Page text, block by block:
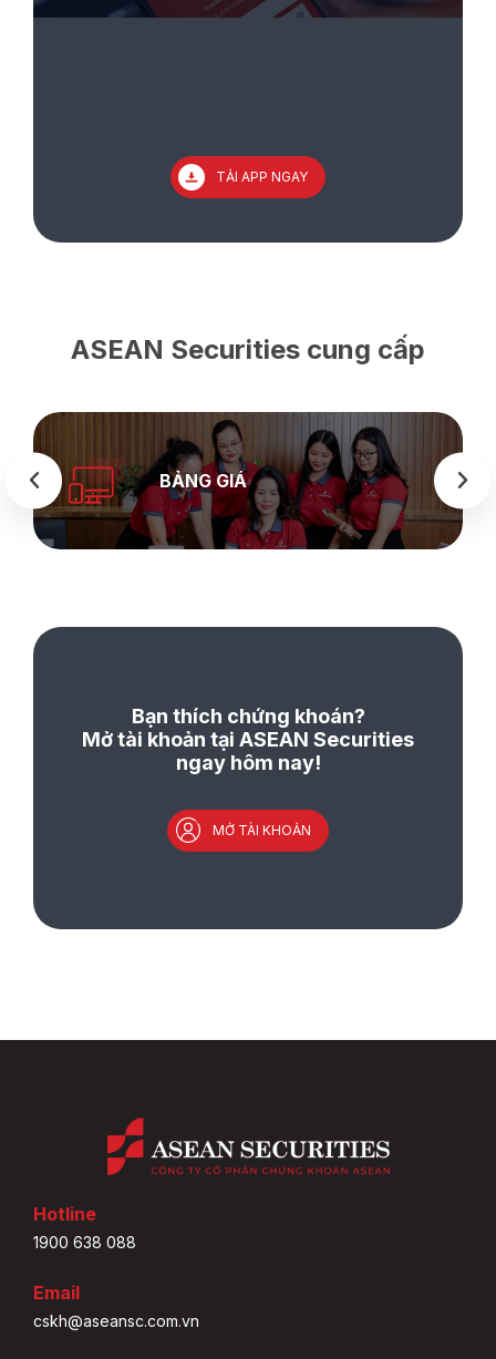
TẢI APP NGAY
ASEAN Securities cung cấp
BẢNG GIÁ
Bạn thích chứng khoán?
Mở tài khoản tại ASEAN Securities
ngay hôm nay!
MỞ TÀI KHOẢN
Hotline
1900 638 088
Email
cskh@aseansc.com.vn